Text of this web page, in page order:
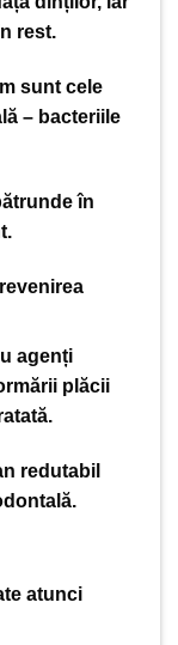
rest.
sunt cele
– bacteriile
în
agenți
plăcii
redutabil
atunci